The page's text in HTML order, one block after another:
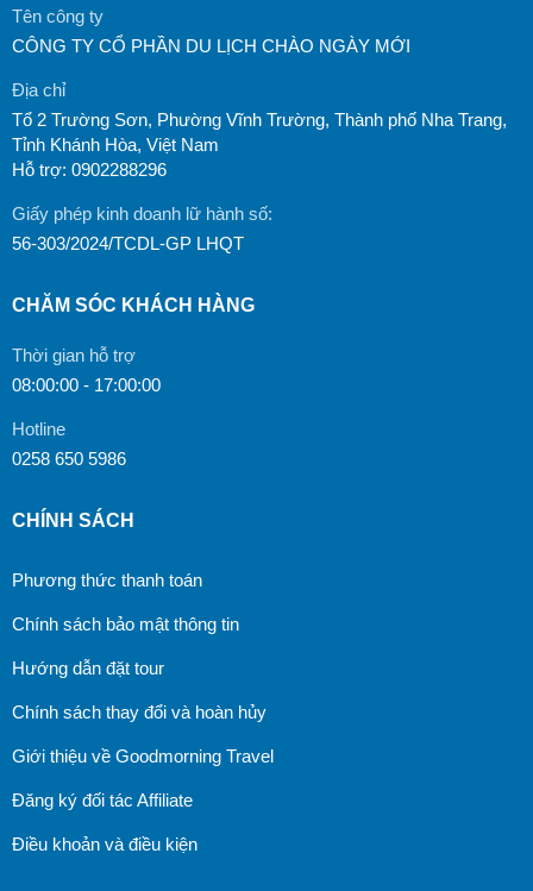
Tên công ty
CÔNG TY CỔ PHẦN DU LỊCH CHÀO NGÀY MỚI
Địa chỉ
Tổ 2 Trường Sơn, Phường Vĩnh Trường, Thành phố Nha Trang,
Tỉnh Khánh Hòa, Việt Nam
Hỗ trợ: 0902288296
Giấy phép kinh doanh lữ hành số:
56-303/2024/TCDL-GP LHQT
CHĂM SÓC KHÁCH HÀNG
Thời gian hỗ trợ
08:00:00 - 17:00:00
Hotline
0258 650 5986
CHÍNH SÁCH
Phương thức thanh toán
Chính sách bảo mật thông tin
Hướng dẫn đặt tour
Chính sách thay đổi và hoàn hủy
Giới thiệu về Goodmorning Travel
Đăng ký đối tác Affiliate
Điều khoản và điều kiện